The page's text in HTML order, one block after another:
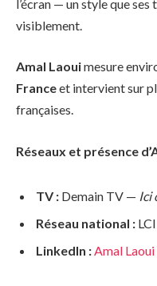
l’écran — un style que
visiblement.
Amal Laouimesure
Franceet intervient sur
françaises.
Réseaux et présence
TV : Demain TV — Ici
Réseau national : LCI
LinkedIn : Amal Laoui